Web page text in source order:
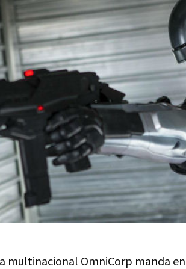
multinacional OmniCorp manda